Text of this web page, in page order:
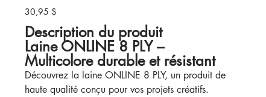
Prix
30,95 $
Description du produit
Laine ONLINE 8 PLY –
Multicolore durable et résistant
Découvrez la laine ONLINE 8 PLY, un produit de
haute qualité conçu pour vos projets créatifs.